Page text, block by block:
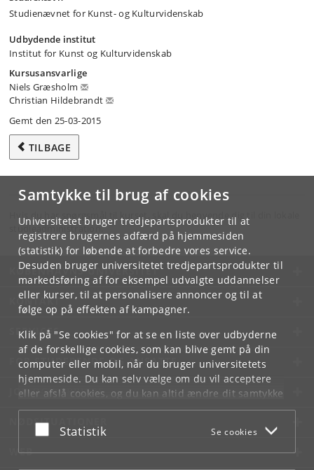
Samtykke til brug af cookies
Universitetet bruger tredjepartsprodukter til at
registrere brugernes adfærd på hjemmesiden
(statistik) for løbende at forbedre vores service.
Desuden bruger universitetet tredjepartsprodukter til
markedsføring af for eksempel udvalgte uddannelser
eller kurser, til at personalisere annoncer og til at
følge op på effekten af kampagner.
Klik på "Se cookies" for at se en liste over udbyderne
af de forskellige cookies, som kan blive gemt på din
computer eller mobil, når du bruger universitetets
hjemmeside. Du kan selv vælge om du vil acceptere
eller afslå cookies, og du kan altid ændre dit samtykke
underCookie- og privatlivspolitiksom du finder i
bunden af hver side.
Acceptér eller afslå
Statistik Se cookies
Studienævnet for Kunst- og Kulturvidenskab
Udbydende institut
Institut for Kunst og Kulturvidenskab
Kursusansvarlige
Niels Græsholm
Christian Hildebrandt
Gemt den 25-03-2015
TILBAGE
Hvis du har spørgsmål til kurset, skal du henvende dig til din lokale
studieadministration.
KØBENHAVNS UNIVERSITET
KONTAKT
SERVICES
FOR STUDERENDE OG ANSATTE
JOB OG KARRIERE
NØDSITUATIONER
WEB